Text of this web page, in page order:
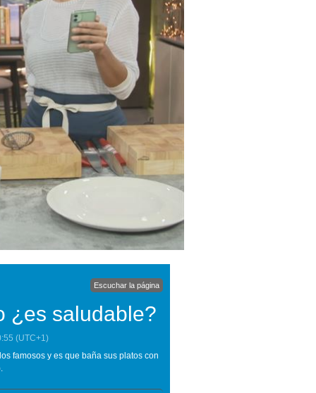
Escuchar la página
¿es saludable?
(UTC+1)
famosos y es que baña sus platos con